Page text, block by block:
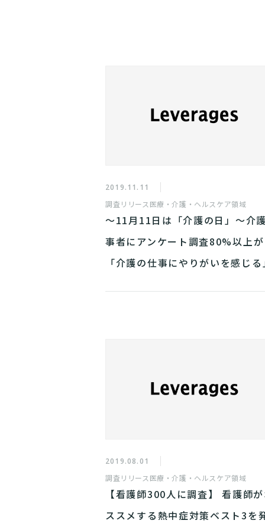
2019.11.11
調査リリース医療・介護・ヘルスケア領域
〜11月11日は「介護の日」〜介
事者にアンケート調査80%以上が
「介護の仕事にやりがいを感じる
2019.08.01
調査リリース 医療・介護・ヘルスケア領域
【看護師300人に調査】 看護師
ススメする熱中症対策ベスト3を